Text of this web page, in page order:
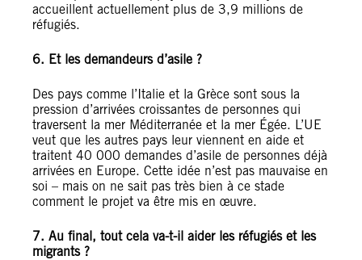
accueillent actuellement plus de 3,9 millions de
réfugiés.
6. Et les demandeurs d’asile ?
Des pays comme l’Italie et la Grèce sont sous la
pression d’arrivées croissantes de personnes qui
traversent la mer Méditerranée et la mer Égée. L’UE
veut que les autres pays leur viennent en aide et
traitent 40 000 demandes d’asile de personnes déjà
arrivées en Europe. Cette idée n’est pas mauvaise en
soi – mais on ne sait pas très bien à ce stade
comment le projet va être mis en œuvre.
7. Au final, tout cela va-t-il aider les réfugiés et les
migrants ?